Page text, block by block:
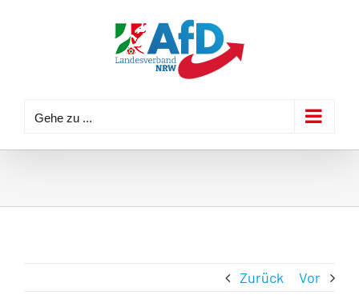
Gehe zu ...
Zurück Vor